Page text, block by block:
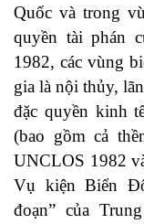
Quốc và trong
quyền tài phán
1982, các vùng
gia là nội thủy,
đặc quyền kinh
(bao gồm cả
UNCLOS 1982
Vụ kiện Biển
đoạn” của